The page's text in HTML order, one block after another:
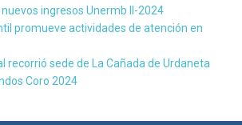
ingresos Unermb II-2024
promueve actividades de atención en
recorrió sede de La Cañada de Urdaneta
Coro 2024